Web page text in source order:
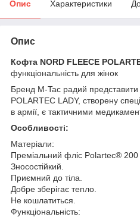
Опис Характеристики
Опис
Кофта NORD FLEECE
функціональність для жінок
Бренд M-Tac радий
POLARTEC LADY, створену
в армії, є тактичними
Особливості:
Матеріали:
Преміальний фліс Polartec® 200
Зносостійкий.
Приємний до тіла.
Добре зберігає тепло.
Не кошлатиться.
Функціональність: